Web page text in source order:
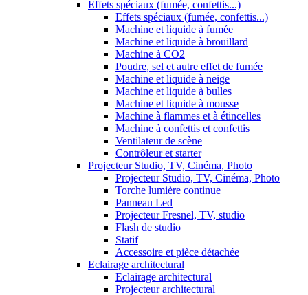
Effets spéciaux (fumée, confettis...)
Effets spéciaux (fumée, confettis...)
Machine et liquide à fumée
Machine et liquide à brouillard
Machine à CO2
Poudre, sel et autre effet de fumée
Machine et liquide à neige
Machine et liquide à bulles
Machine et liquide à mousse
Machine à flammes et à étincelles
Machine à confettis et confettis
Ventilateur de scène
Contrôleur et starter
Projecteur Studio, TV, Cinéma, Photo
Projecteur Studio, TV, Cinéma, Photo
Torche lumière continue
Panneau Led
Projecteur Fresnel, TV, studio
Flash de studio
Statif
Accessoire et pièce détachée
Eclairage architectural
Eclairage architectural
Projecteur architectural